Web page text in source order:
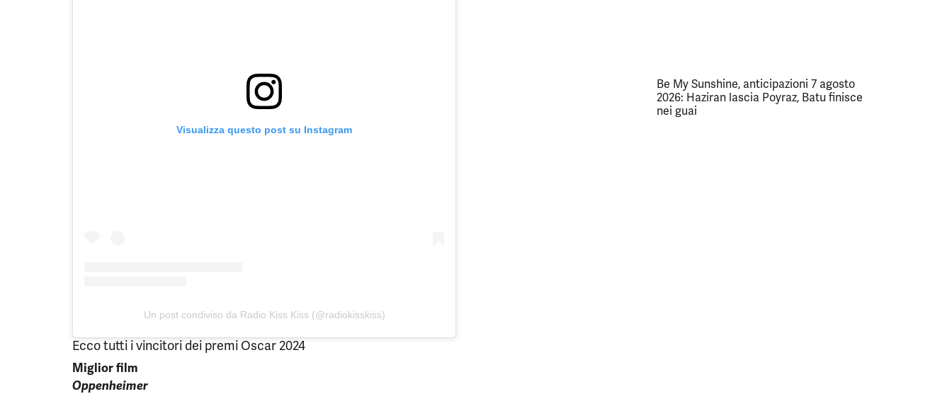
Visualizza questo post su Instagram
Un post condiviso da Radio Kiss Kiss (@radiokisskiss)
Ecco tutti i vincitori dei premi Oscar 2024
Miglior film
Oppenheimer
Be My Sunshine, anticipazioni 7 agosto
2026: Haziran lascia Poyraz, Batu finisce
nei guai